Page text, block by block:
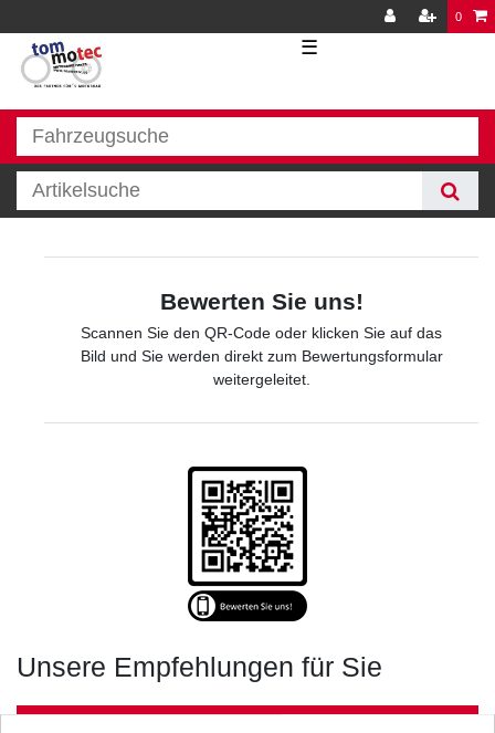
0
☰
Bewerten Sie uns!
Scannen Sie den QR-Code oder klicken Sie auf das
Bild und Sie werden direkt zum Bewertungsformular
weitergeleitet.
Unsere Empfehlungen für Sie